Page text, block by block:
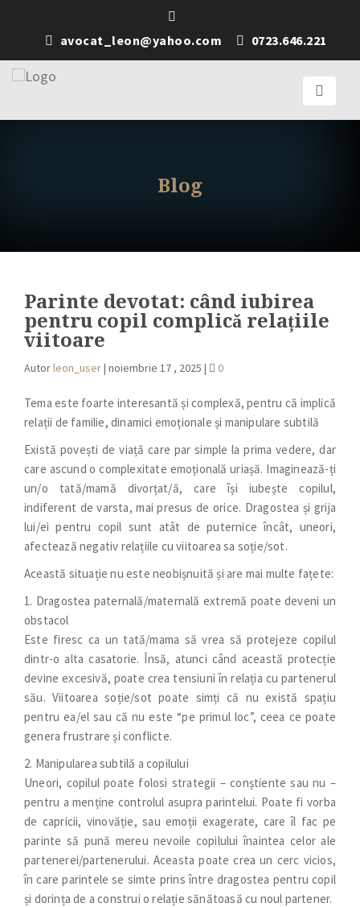
avocat_leon@yahoo.com 0723.646.221
Blog
Parinte devotat: când iubirea
pentru copil complică relațiile
viitoare
Autorleon_user| noiembrie 17 , 2025 | 0
Tema este foarte interesantă și complexă, pentru că implică
relații de familie, dinamici emoționale și manipulare subtilă
Există povești de viață care par simple la prima vedere, dar
care ascund o complexitate emoțională uriașă. Imaginează-ți
un/o tată/mamă divorțat/ă, care își iubește copilul,
indiferent de varsta, mai presus de orice. Dragostea și grija
lui/ei pentru copil sunt atât de puternice încât, uneori,
afectează negativ relațiile cu viitoarea sa soție/sot.
Această situație nu este neobișnuită și are mai multe fațete:
1. Dragostea paternală/maternală extremă poate deveni un
obstacol
Este firesc ca un tată/mama să vrea să protejeze copilul
dintr-o alta casatorie. Însă, atunci când această protecție
devine excesivă, poate crea tensiuni în relația cu partenerul
său. Viitoarea soție/sot poate simți că nu există spațiu
pentru ea/el sau că nu este “pe primul loc”, ceea ce poate
genera frustrare și conflicte.
2. Manipularea subtilă a copilului
Uneori, copilul poate folosi strategii – conștiente sau nu –
pentru a menține controlul asupra parintelui. Poate fi vorba
de capricii, vinovăție, sau emoții exagerate, care îl fac pe
parinte să pună mereu nevoile copilului înaintea celor ale
partenerei/partenerului. Aceasta poate crea un cerc vicios,
în care parintele se simte prins între dragostea pentru copil
și dorința de a construi o relație sănătoasă cu noul partener.